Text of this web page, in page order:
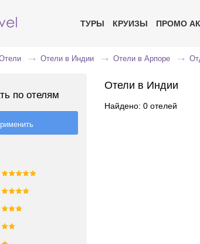
ТУРЫ КРУИЗЫ ПРОМО
Отели в Индии Отели в Арпоре
по отелям
Отели в Индии
Найдено: 0 отелей